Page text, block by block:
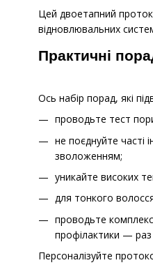
Цей двоетапний
відновлювальних
Практичні
Ось набір порад, які
проводьте тест
не поєднуйте часті
зволоженням;
уникайте високих
для тонкого
проводьте
профілактики — раз
Персоналізуйте